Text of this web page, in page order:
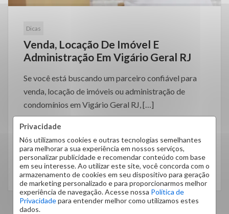
Privacidade
Nós utilizamos cookies e outras tecnologias semelhantes
para melhorar a sua experiência em nossos serviços,
personalizar publicidade e recomendar conteúdo com base
em seu interesse. Ao utilizar este site, você concorda com o
armazenamento de cookies em seu dispositivo para geração
de marketing personalizado e para proporcionarmos melhor
experiência de navegação. Acesse nossa Política de
Privacidadepara entender melhor como utilizamos estes
dados.
Dicas
Venda, Locação De Imóvel E
Administração Em Vigário Geral RJ
Se você está buscando um parceiro confiável para
venda, locação de imóveis ou administração de
condomínios em Vigário Geral RJ, […]
LEIA MAIS